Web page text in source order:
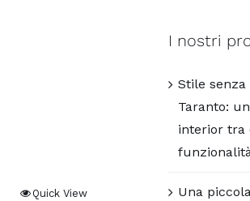
Quick View
I nostri
Stile
Taranto:
interior tra
Una